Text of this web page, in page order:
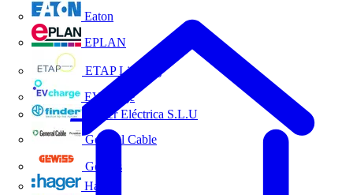
Eaton
EPLAN
ETAP Lighting
EVcharge
Finder Eléctrica S.L.U
General Cable
Gewiss
Hager